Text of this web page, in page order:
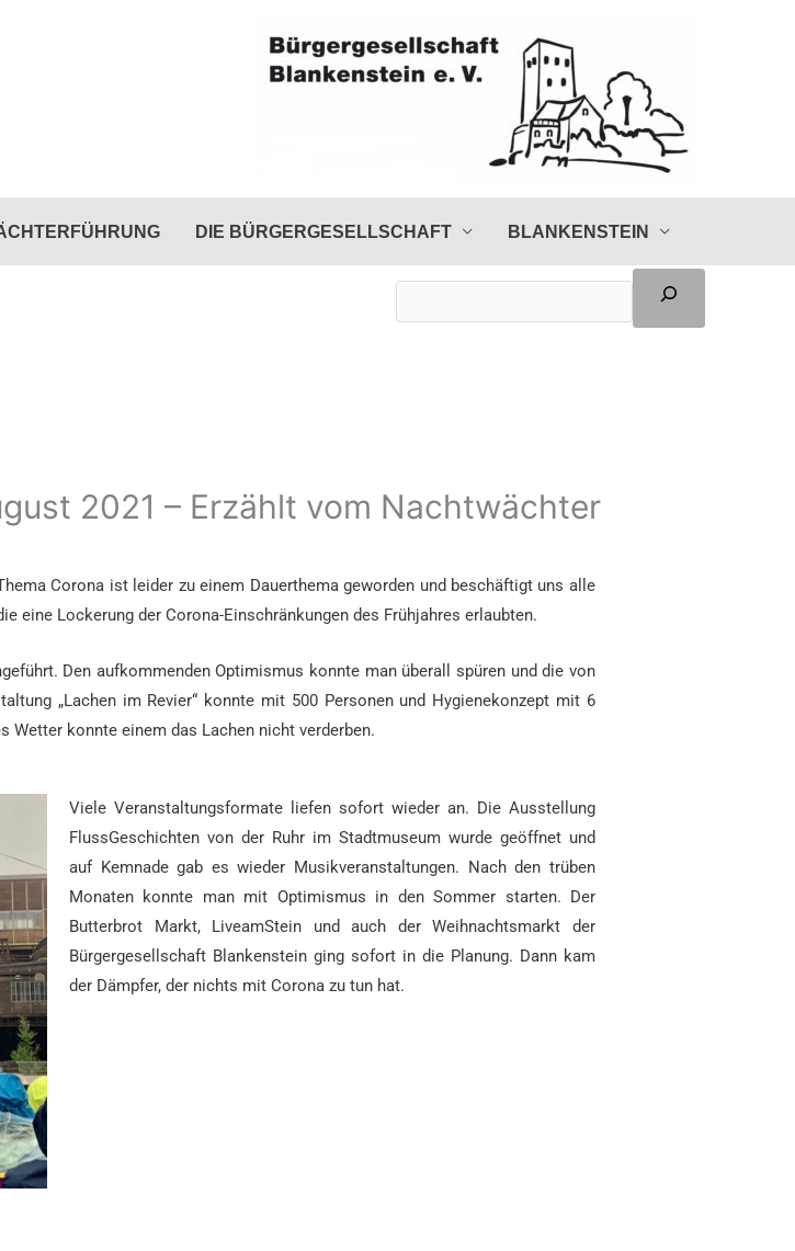
DIE BÜRGERGESELLSCHAFT BLANKENSTEIN
durchsuchen
2021 – Erzählt vom Nachtwächter
Corona ist leider zu einem Dauerthema geworden und beschäftigt uns alle
eine Lockerung der Corona-Einschränkungen des Frühjahres erlaubten.
Den aufkommenden Optimismus konnte man überall spüren und die von
„Lachen im Revier“ konnte mit 500 Personen und Hygienekonzept mit 6
konnte einem das Lachen nicht verderben.
Viele Veranstaltungsformate liefen sofort wieder an. Die Ausstellung
FlussGeschichten von der Ruhr im Stadtmuseum wurde geöffnet und
auf Kemnade gab es wieder Musikveranstaltungen. Nach den trüben
Monaten konnte man mit Optimismus in den Sommer starten. Der
Butterbrot Markt, LiveamStein und auch der Weihnachtsmarkt der
Bürgergesellschaft Blankenstein ging sofort in die Planung. Dann kam
der Dämpfer, der nichts mit Corona zu tun hat.